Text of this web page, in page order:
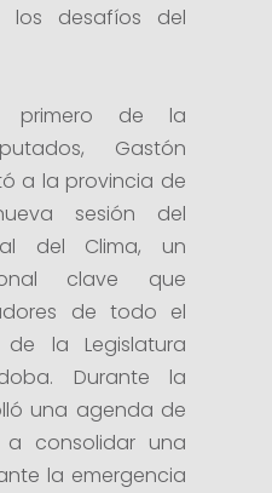
los desafíos del
primero de la
Gastón
a la provincia de
sesión del
del Clima, un
clave que
de todo el
la Legislatura
Durante la
una agenda de
consolidar una
la emergencia